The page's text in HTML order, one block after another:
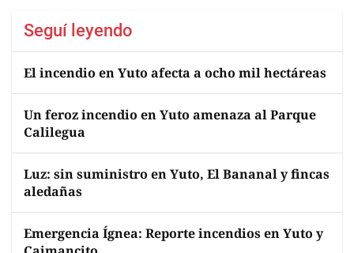
Seguí leyendo
El incendio en Yuto afecta a ocho mil hectáreas
Un feroz incendio en Yuto amenaza al Parque
Calilegua
Luz: sin suministro en Yuto, El Bananal y fincas
aledañas
Emergencia Ígnea: Reporte incendios en Yuto y